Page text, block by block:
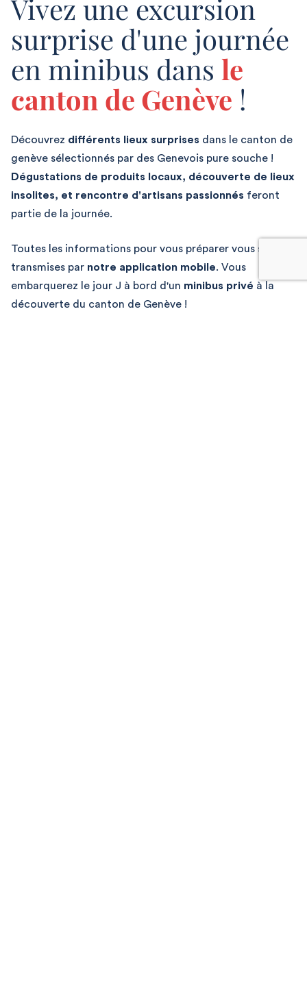
Vivez une excursion
surprise d'une journée
en minibus dans le
canton de Genève !
Découvrez différents lieux surprises dans le canton de
genève sélectionnés par des Genevois pure souche !
Dégustations de produits locaux, découverte de lieux
insolites, et rencontre d'artisans passionnés feront
partie de la journée.
Toutes les informations pour vous préparer vous seront
transmises par notre application mobile. Vous
embarquerez le jour J à bord d'un minibus privé à la
découverte du canton de Genève !